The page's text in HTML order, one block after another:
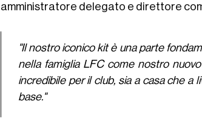
amministratore delegato e direttore
"Il nostro iconico kit è una parte
nella famiglia LFC come nostro
incredibile per il club, sia a casa che
base."